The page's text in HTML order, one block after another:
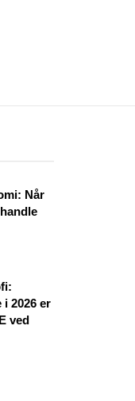
Når
2026 er
ved